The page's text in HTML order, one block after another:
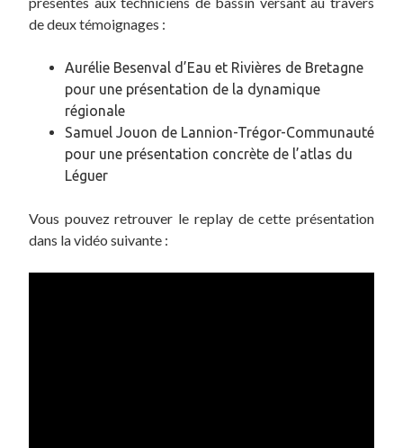
de deux témoignages :
Aurélie Besenval d’Eau et Rivières de Bretagne
pour une présentation de la dynamique
régionale
Samuel Jouon de Lannion-Trégor-Communauté
pour une présentation concrète de l’atlas du
Léguer
Vous pouvez retrouver le replay de cette présentation
dans la vidéo suivante :